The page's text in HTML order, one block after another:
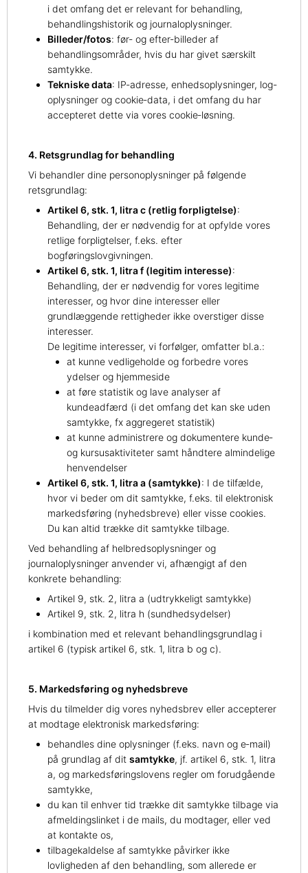
i det omfang det er relevant for behandling,
behandlingshistorik og journaloplysninger.
Billeder/fotos: før‑ og efter‑billeder af
behandlingsområder, hvis du har givet særskilt
samtykke.
Tekniske data: IP‑adresse, enhedsoplysninger, log-
oplysninger og cookie‑data, i det omfang du har
accepteret dette via vores cookie‑løsning.
4. Retsgrundlag for behandling
Vi behandler dine personoplysninger på følgende
retsgrundlag:
Artikel 6, stk. 1, litra c (retlig forpligtelse):
Behandling, der er nødvendig for at opfylde vores
retlige forpligtelser, f.eks. efter
bogføringslovgivningen.
Artikel 6, stk. 1, litra f (legitim interesse):
Behandling, der er nødvendig for vores legitime
interesser, og hvor dine interesser eller
grundlæggende rettigheder ikke overstiger disse
interesser.
De legitime interesser, vi forfølger, omfatter bl.a.:
at kunne vedligeholde og forbedre vores
ydelser og hjemmeside
at føre statistik og lave analyser af
kundeadfærd (i det omfang det kan ske uden
samtykke, fx aggregeret statistik)
at kunne administrere og dokumentere kunde‑
og kursusaktiviteter samt håndtere almindelige
henvendelser
Artikel 6, stk. 1, litra a (samtykke): I de tilfælde,
hvor vi beder om dit samtykke, f.eks. til elektronisk
markedsføring (nyhedsbreve) eller visse cookies.
Du kan altid trække dit samtykke tilbage.
Ved behandling af helbredsoplysninger og
journaloplysninger anvender vi, afhængigt af den
konkrete behandling:
Artikel 9, stk. 2, litra a (udtrykkeligt samtykke)
Artikel 9, stk. 2, litra h (sundhedsydelser)
i kombination med et relevant behandlingsgrundlag i
artikel 6 (typisk artikel 6, stk. 1, litra b og c).
5. Markedsføring og nyhedsbreve
Hvis du tilmelder dig vores nyhedsbrev eller accepterer
at modtage elektronisk markedsføring:
behandles dine oplysninger (f.eks. navn og e‑mail)
på grundlag af dit samtykke, jf. artikel 6, stk. 1, litra
a, og markedsføringslovens regler om forudgående
samtykke,
du kan til enhver tid trække dit samtykke tilbage via
afmeldingslinket i de mails, du modtager, eller ved
at kontakte os,
tilbagekaldelse af samtykke påvirker ikke
lovligheden af den behandling, som allerede er